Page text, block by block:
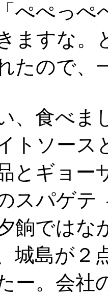
ぺぺっぺ
ますな。
たので、
、食べま
トソース
とギョー
スパゲテ
餉ではな
城島が２
ー。会社